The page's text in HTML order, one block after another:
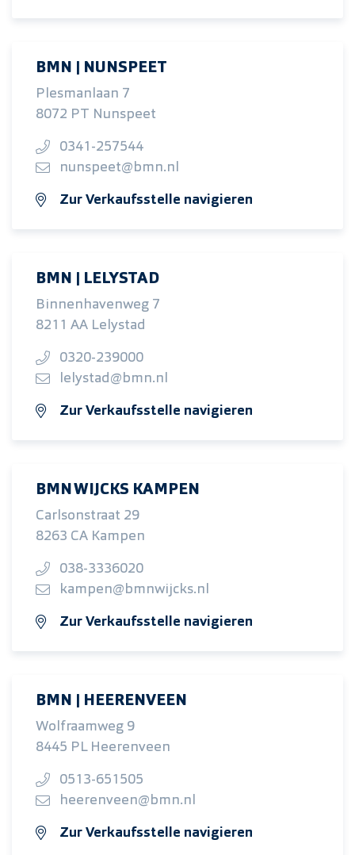
BMN | NUNSPEET
Plesmanlaan 7
8072 PT Nunspeet
0341-257544
nunspeet@bmn.nl
Zur Verkaufsstelle navigieren
BMN | LELYSTAD
Binnenhavenweg 7
8211 AA Lelystad
0320-239000
lelystad@bmn.nl
Zur Verkaufsstelle navigieren
BMN WIJCKS KAMPEN
Carlsonstraat 29
8263 CA Kampen
038-3336020
kampen@bmnwijcks.nl
Zur Verkaufsstelle navigieren
BMN | HEERENVEEN
Wolfraamweg 9
8445 PL Heerenveen
0513-651505
heerenveen@bmn.nl
Zur Verkaufsstelle navigieren